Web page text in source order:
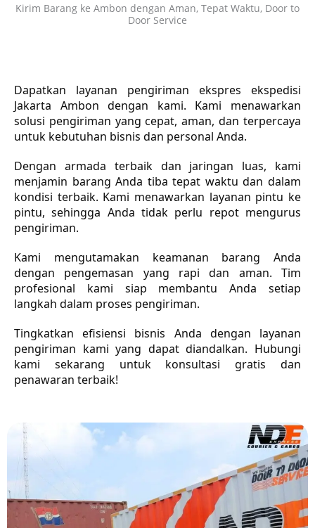
Kirim Barang ke Ambon dengan Aman, Tepat Waktu, Door to
Door Service
Dapatkan layanan pengiriman ekspres ekspedisi
Jakarta Ambon dengan kami. Kami menawarkan
solusi pengiriman yang cepat, aman, dan terpercaya
untuk kebutuhan bisnis dan personal Anda.
Dengan armada terbaik dan jaringan luas, kami
menjamin barang Anda tiba tepat waktu dan dalam
kondisi terbaik. Kami menawarkan layanan pintu ke
pintu, sehingga Anda tidak perlu repot mengurus
pengiriman.
Kami mengutamakan keamanan barang Anda
dengan pengemasan yang rapi dan aman. Tim
profesional kami siap membantu Anda setiap
langkah dalam proses pengiriman.
Tingkatkan efisiensi bisnis Anda dengan layanan
pengiriman kami yang dapat diandalkan. Hubungi
kami sekarang untuk konsultasi gratis dan
penawaran terbaik!